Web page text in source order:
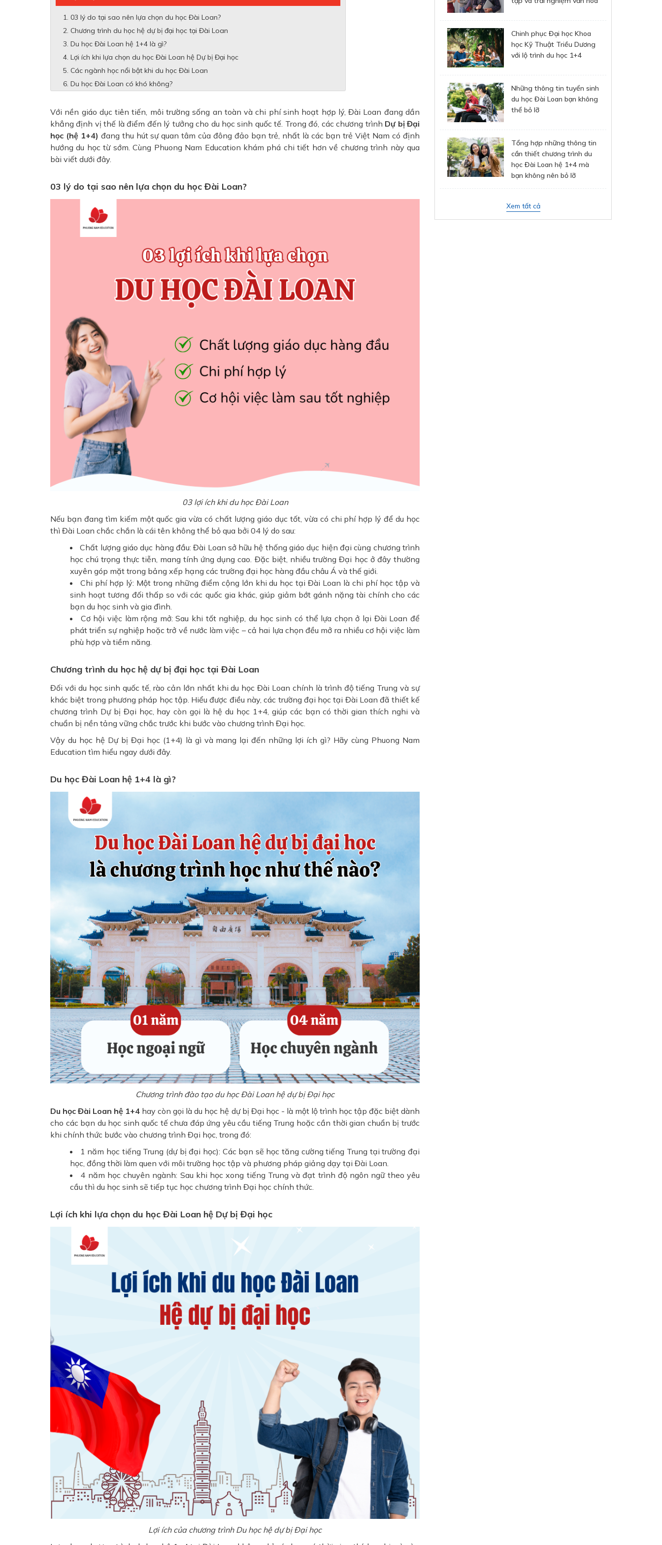
03 lý do tại sao nên lựa chọn du học Đài Loan?
Chương trình du học hệ dự bị đại học tại Đài Loan
Du học Đài Loan hệ 1+4 là gì?
Lợi ích khi lựa chọn du học Đài Loan hệ Dự bị Đại học
Các ngành học nổi bật khi du học Đài Loan
Du học Đài Loan có khó không?
Với nền giáo dục tiên tiến, môi trường sống an toàn và chi phí sinh hoạt hợp lý, Đài Loan đang dần
khẳng định vị thế là điểm đến lý tưởng cho du học sinh quốc tế. Trong đó, các chương trình Dự bị Đại
học (hệ 1+4) đang thu hút sự quan tâm của đông đảo bạn trẻ, nhất là các bạn trẻ Việt Nam có định
hướng du học từ sớm. Cùng Phuong Nam Education khám phá chi tiết hơn về chương trình này qua
bài viết dưới đây.
03 lý do tại sao nên lựa chọn du học Đài Loan?
03 lợi ích khi du học Đài Loan
Nếu bạn đang tìm kiếm một quốc gia vừa có chất lượng giáo dục tốt, vừa có chi phí hợp lý để du học
thì Đài Loan chắc chắn là cái tên không thể bỏ qua bởi 04 lý do sau:
Chất lượng giáo dục hàng đầu: Đài Loan sở hữu hệ thống giáo dục hiện đại cùng chương trình
học chú trọng thực tiễn, mang tính ứng dụng cao. Đặc biệt, nhiều trường Đại học ở đây thường
xuyên góp mặt trong bảng xếp hạng các trường đại học hàng đầu châu Á và thế giới.
Chi phí hợp lý: Một trong những điểm cộng lớn khi du học tại Đài Loan là chi phí học tập và
sinh hoạt tương đối thấp so với các quốc gia khác, giúp giảm bớt gánh nặng tài chính cho các
bạn du học sinh và gia đình.
Cơ hội việc làm rộng mở: Sau khi tốt nghiệp, du học sinh có thể lựa chọn ở lại Đài Loan để
phát triển sự nghiệp hoặc trở về nước làm việc – cả hai lựa chọn đều mở ra nhiều cơ hội việc làm
phù hợp và tiềm năng.
Chương trình du học hệ dự bị đại học tại Đài Loan
Đối với du học sinh quốc tế, rào cản lớn nhất khi du học Đài Loan chính là trình độ tiếng Trung và sự
khác biệt trong phương pháp học tập. Hiểu được điều này, các trường đại học tại Đài Loan đã thiết kế
chương trình Dự bị Đại học, hay còn gọi là hệ du học 1+4, giúp các bạn có thời gian thích nghi và
chuẩn bị nền tảng vững chắc trước khi bước vào chương trình Đại học.
Vậy du học hệ Dự bị Đại học (1+4) là gì và mang lại đến những lợi ích gì? Hãy cùng Phuong Nam
Education tìm hiểu ngay dưới đây.
Du học Đài Loan hệ 1+4 là gì?
Chương trình đào tạo du học Đài Loan hệ dự bị Đại học
Du học Đài Loan hệ 1+4 hay còn gọi là du học hệ dự bị Đại học - là một lộ trình học tập đặc biệt dành
cho các bạn du học sinh quốc tế chưa đáp ứng yêu cầu tiếng Trung hoặc cần thời gian chuẩn bị trước
khi chính thức bước vào chương trình Đại học, trong đó:
1 năm học tiếng Trung (dự bị đại học): Các bạn sẽ học tăng cường tiếng Trung tại trường đại
học, đồng thời làm quen với môi trường học tập và phương pháp giảng dạy tại Đài Loan.
4 năm học chuyên ngành: Sau khi học xong tiếng Trung và đạt trình độ ngôn ngữ theo yêu
cầu thì du học sinh sẽ tiếp tục học chương trình Đại học chính thức.
Lợi ích khi lựa chọn du học Đài Loan hệ Dự bị Đại học
Lợi ích của chương trình Du học hệ dự bị Đại học
Chinh phục Đại học Khoa
học Kỹ Thuật Triều Dương
với lộ trình du học 1+4
Những thông tin tuyển sinh
du học Đài Loan bạn không
thể bỏ lỡ
Tổng hợp những thông tin
cần thiết chương trình du
học Đài Loan hệ 1+4 mà
bạn không nên bỏ lỡ
Xem tất cả